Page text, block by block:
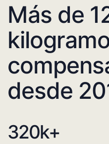
Más de
desde
320k+